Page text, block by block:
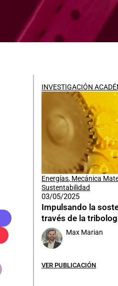
INVESTIGACIÓN
Energías, Mecánica
Sustentabilidad
03/05/2025
Impulsando la
través de la
Max Marian
VER PUBLICACIÓN